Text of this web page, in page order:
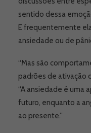
sentido dessa
E frequentemente
ansiedade ou de
“Mas são
padrões de ativação
“A ansiedade é uma
futuro, enquanto a
ao presente.”